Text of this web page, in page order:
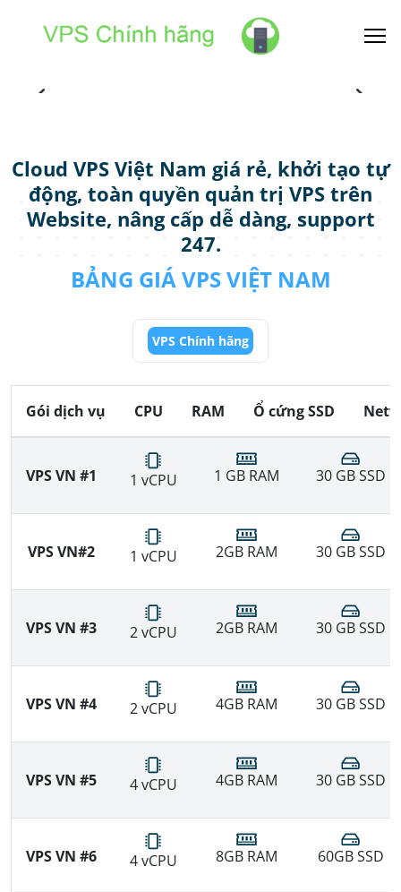
Cloud VPS Việt Nam giá rẻ, khởi tạo tự
động, toàn quyền quản trị VPS trên
Website, nâng cấp dễ dàng, support
247.
BẢNG GIÁ VPS VIỆT NAM
VPS Chính hãng
Gói dịch vụ CPU RAM Ổ cứng SSD
VPS VN #1 1 vCPU 1 GB RAM 30 GB SSD
VPS VN#2 1 vCPU 2GB RAM 30 GB SSD
VPS VN #3 2 vCPU 2GB RAM 30 GB SSD
VPS VN #4 2 vCPU 4GB RAM 30 GB SSD
VPS VN #5 4 vCPU 4GB RAM 30 GB SSD
VPS VN #6 4 vCPU 8GB RAM 60GB SSD